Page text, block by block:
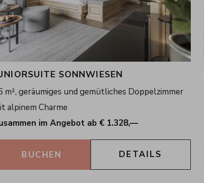
SONNWIESEN
m², geräumiges und gemütliches Doppelzimmer
alpinem Charme
im Angebot ab € 1.328,—
DETAILS
BUCHEN